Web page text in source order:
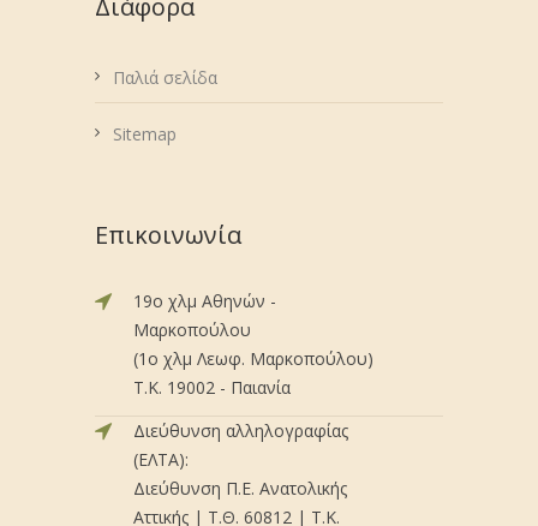
Παλιά σελίδα
Sitemap
Επικοινωνία
19ο χλμ Αθηνών -
Μαρκοπούλου
(1ο χλμ Λεωφ. Μαρκοπούλου)
Τ.Κ. 19002 - Παιανία
Διεύθυνση αλληλογραφίας
(ΕΛΤΑ):
Διεύθυνση Π.Ε. Ανατολικής
Αττικής | Τ.Θ. 60812 | Τ.Κ.